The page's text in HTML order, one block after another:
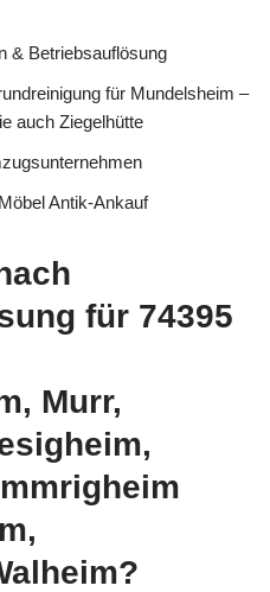
& Betriebsauflösung
für Mundelsheim –
auch Ziegelhütte
Antik-Ankauf
für 74395
Murr,